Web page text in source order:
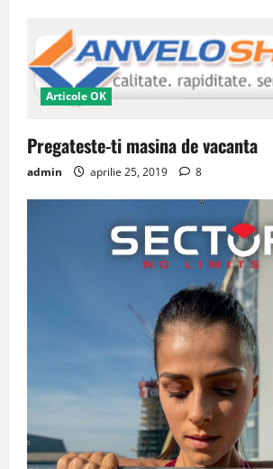
Articole OK
Pregateste-ti masina de vacanta
admin aprilie 25, 2019 8